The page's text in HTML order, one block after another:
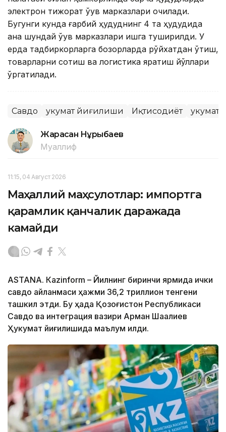
электрон тижорат ўқув марказлари очилади.
Бугунги кунда ғарбий ҳудуднинг 4 та ҳудудида
ана шундай ўқув марказлари ишга туширилди. У
ерда тадбиркорларга бозорларда рўйхатдан ўтиш,
товарларни сотиш ва логистика яратиш йўллари
ўргатилади.
Савдо Ҳукумат йиғилиши Иқтисодиёт Ҳукумат
Жарасқан Нұрыбаев
Муаллиф
11:15, 04 Август 2026
Маҳаллий маҳсулотлар: импортга
қарамлик қанчалик даражада
камайди
ASTANА. Кazinform – Йилнинг биринчи ярмида ички
савдо айланмаси ҳажми 36,2 триллион тенгени
ташкил этди. Бу ҳақда Қозоғистон Республикаси
Савдо ва интеграция вазири Арман Шаққалиев
Ҳукумат йиғилишида маълум қилди.